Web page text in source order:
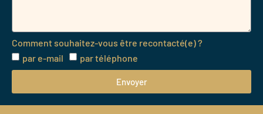
Comment souhaitez-vous être recontacté(e) ?
par e-mail
par téléphone
Envoyer